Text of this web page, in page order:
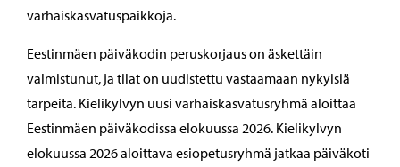
varhaiskasvatuspaikkoja.
Eestinmäen päiväkodin peruskorjaus on äskettäin
valmistunut, ja tilat on uudistettu vastaamaan nykyisiä
tarpeita. Kielikylvyn uusi varhaiskasvatusryhmä aloittaa
Eestinmäen päiväkodissa elokuussa 2026. Kielikylvyn
elokuussa 2026 aloittava esiopetusryhmä jatkaa päiväkoti